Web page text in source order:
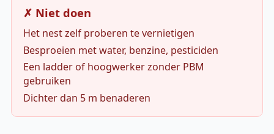
✗ Niet doen
Het nest zelf proberen te vernietigen
Besproeien met water, benzine, pesticiden
Een ladder of hoogwerker zonder PBM
gebruiken
Dichter dan 5 m benaderen